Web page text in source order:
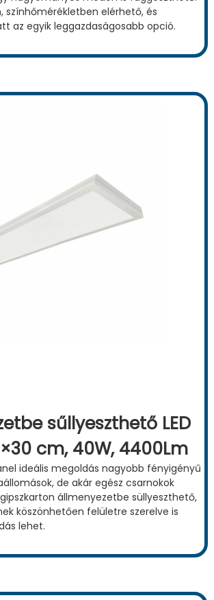
színhőmérékletben elérhető, és
az egyik leggazdaságosabb opció.
sűllyeszthető LED
cm, 40W, 4400Lm
ideális megoldás nagyobb fényigényű
de akár egész csarnokok
állmenyezetbe süllyeszthető,
köszönhetően felületre szerelve is
lehet.